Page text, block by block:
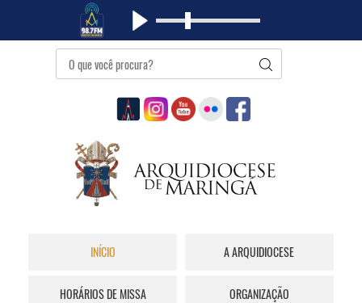
INÍCIO A ARQUIDIOCESE
HORÁRIOS DE MISSA ORGANIZAÇÃO